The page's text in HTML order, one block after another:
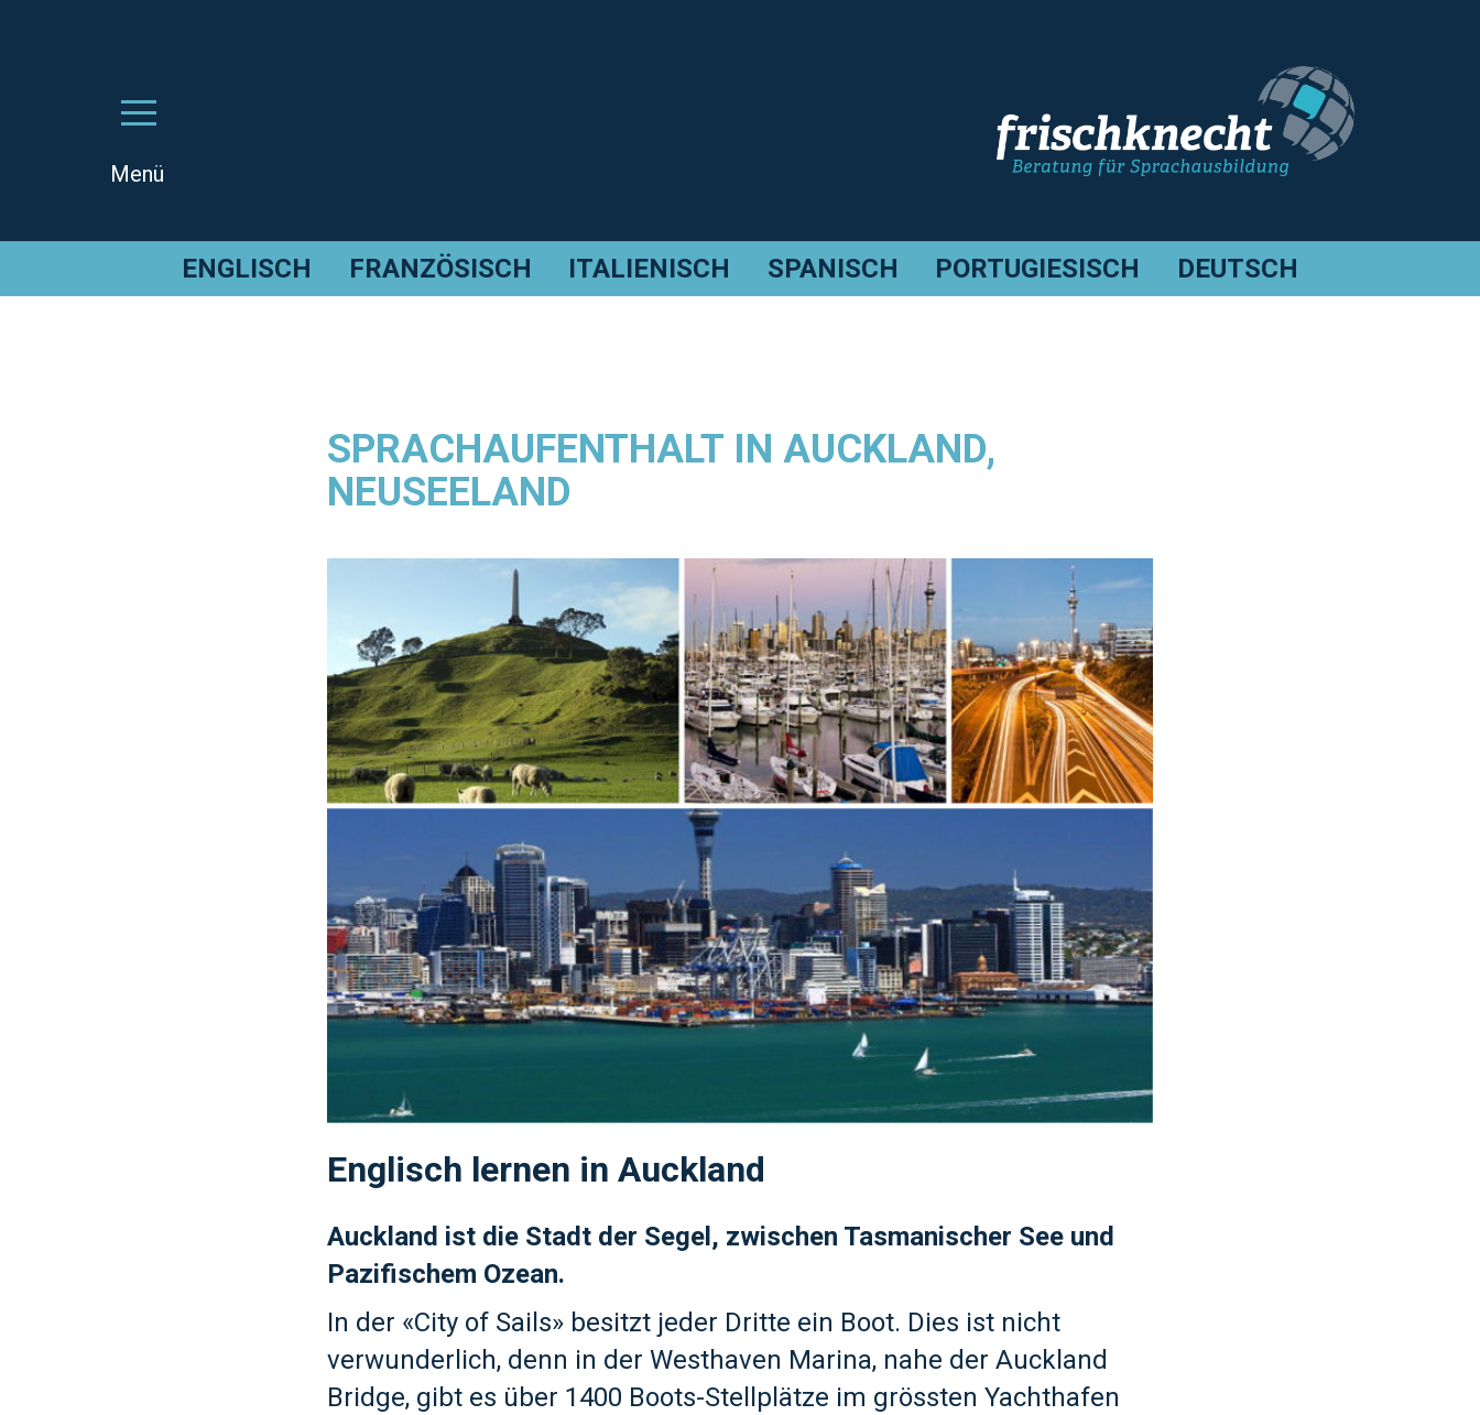
ENGLISCH FRANZÖSISCH ITALIENISCH SPANISCH PORTUGIESISCH DEUTSCH
SPRACHAUFENTHALT IN AUCKLAND,
NEUSEELAND
Englisch lernen in Auckland
Auckland ist die Stadt der Segel, zwischen Tasmanischer See und
Pazifischem Ozean.
In der «City of Sails» besitzt jeder Dritte ein Boot. Dies ist nicht
verwunderlich, denn in der Westhaven Marina, nahe der Auckland
Bridge, gibt es über 1400 Boots-Stellplätze im grössten Yachthafen